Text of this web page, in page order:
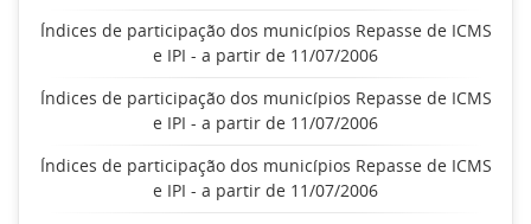
Índices de participação dos municípios Repasse de ICMS
e IPI - a partir de 11/07/2006
Índices de participação dos municípios Repasse de ICMS
e IPI - a partir de 11/07/2006
Índices de participação dos municípios Repasse de ICMS
e IPI - a partir de 11/07/2006